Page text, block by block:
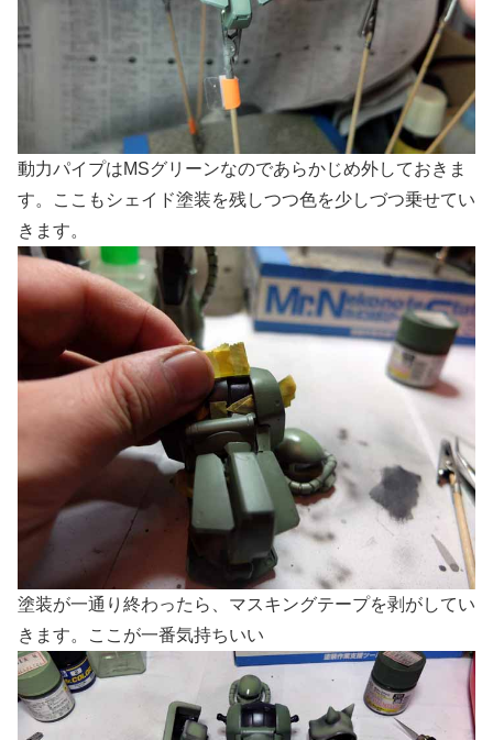
動力パイプはMSグリーンなのであらかじめ外しておきま
す。ここもシェイド塗装を残しつつ色を少しづつ乗せてい
きます。
塗装が一通り終わったら、マスキングテープを剥がしてい
きます。ここが一番気持ちいい